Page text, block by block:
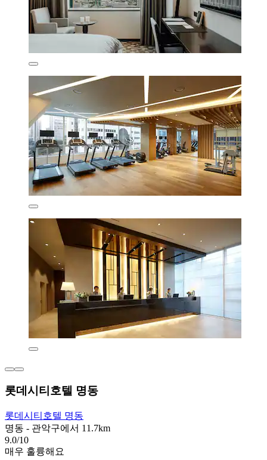
롯데시티호텔 명동
롯데시티호텔 명동
명동 - 관악구에서 11.7km
9.0/10
매우 훌륭해요